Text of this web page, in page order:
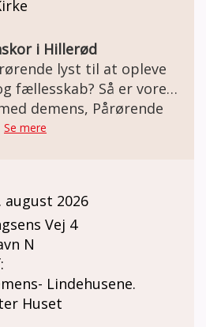
viden, støtte og
demens Kontakt
i Hillerød
lyst til at opleve
fællesskab? Så er vores
noget for jer! Koret
let til moderat demens
i et tilstødende
en god anledning til at
samme situation.
demens, Pårørende
Se mere
august 2026
Vej 4
N
Lindehusene.
Huset